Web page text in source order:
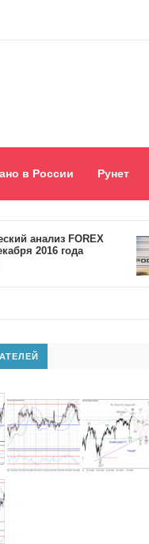
в России Рунет
анализ FOREX
2016 года